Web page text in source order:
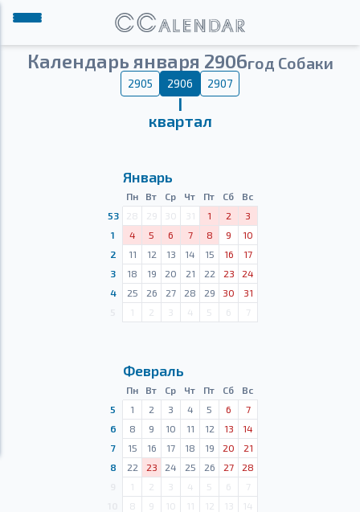
Календарь января 2906год Собаки
2905 2906 2907
Ⅰ
квартал
Январь
Пн Вт Ср Чт Пт Сб
Вс
53
28 29 30 31 1 2
3
1
4 5 6 7 8 9
10
2
11 12 13 14 15 16
17
3
18 19 20 21 22 23
24
4
25 26 27 28 29 30
31
1 2 3 4 5 6 7
Февраль
Пн Вт Ср Чт Пт Сб
Вс
5
1 2 3 4 5 6
7
6
8 9 10 11 12 13
14
7
15 16 17 18 19 20
21
8
22 23 24 25 26 27
28
1 2 3 4 5 6
7
8 9 10 11 12 13 14